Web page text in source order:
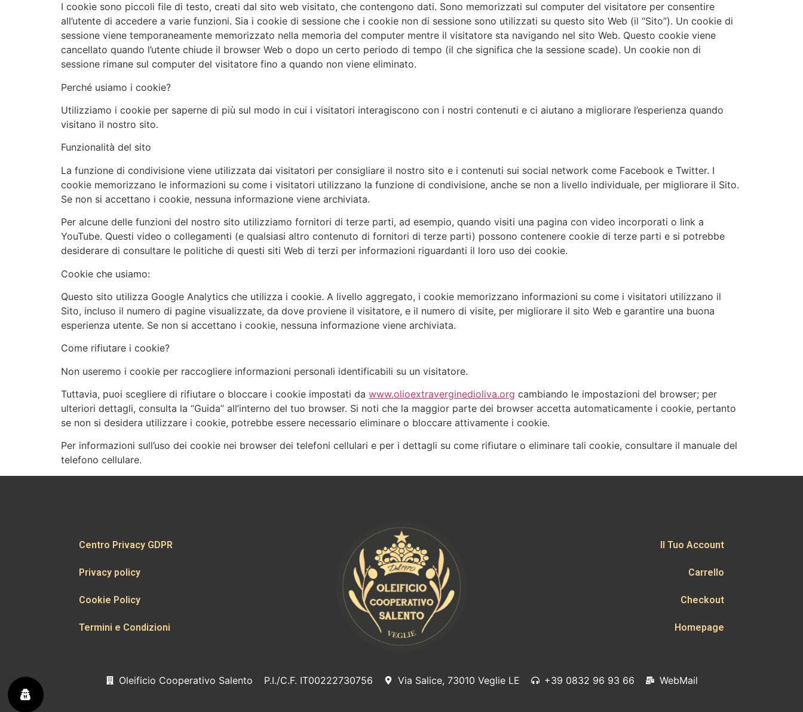
I cookie sono piccoli file di testo, creati dal sito web visitato, che contengono dati. Sono memorizzati sul computer del visitatore per consentire
all’utente di accedere a varie funzioni. Sia i cookie di sessione che i cookie non di sessione sono utilizzati su questo sito Web (il “Sito”). Un cookie di
sessione viene temporaneamente memorizzato nella memoria del computer mentre il visitatore sta navigando nel sito Web. Questo cookie viene
cancellato quando l’utente chiude il browser Web o dopo un certo periodo di tempo (il che significa che la sessione scade). Un cookie non di
sessione rimane sul computer del visitatore fino a quando non viene eliminato.
Perché usiamo i cookie?
Utilizziamo i cookie per saperne di più sul modo in cui i visitatori interagiscono con i nostri contenuti e ci aiutano a migliorare l’esperienza quando
visitano il nostro sito.
Funzionalità del sito
La funzione di condivisione viene utilizzata dai visitatori per consigliare il nostro sito e i contenuti sui social network come Facebook e Twitter. I
cookie memorizzano le informazioni su come i visitatori utilizzano la funzione di condivisione, anche se non a livello individuale, per migliorare il Sito.
Se non si accettano i cookie, nessuna informazione viene archiviata.
Per alcune delle funzioni del nostro sito utilizziamo fornitori di terze parti, ad esempio, quando visiti una pagina con video incorporati o link a
YouTube. Questi video o collegamenti (e qualsiasi altro contenuto di fornitori di terze parti) possono contenere cookie di terze parti e si potrebbe
desiderare di consultare le politiche di questi siti Web di terzi per informazioni riguardanti il ​​loro uso dei cookie.
Cookie che usiamo:
Questo sito utilizza Google Analytics che utilizza i cookie. A livello aggregato, i cookie memorizzano informazioni su come i visitatori utilizzano il
Sito, incluso il numero di pagine visualizzate, da dove proviene il visitatore, e il numero di visite, per migliorare il sito Web e garantire una buona
esperienza utente. Se non si accettano i cookie, nessuna informazione viene archiviata.
Come rifiutare i cookie?
Non useremo i cookie per raccogliere informazioni personali identificabili su un visitatore.
Tuttavia, puoi scegliere di rifiutare o bloccare i cookie impostati da www.olioextraverginedioliva.org cambiando le impostazioni del browser; per
ulteriori dettagli, consulta la “Guida” all’interno del tuo browser. Si noti che la maggior parte dei browser accetta automaticamente i cookie, pertanto
se non si desidera utilizzare i cookie, potrebbe essere necessario eliminare o bloccare attivamente i cookie.
Per informazioni sull’uso dei cookie nei browser dei telefoni cellulari e per i dettagli su come rifiutare o eliminare tali cookie, consultare il manuale del
telefono cellulare.
Centro Privacy GDPR
Privacy policy
Cookie Policy
Termini e Condizioni
Il Tuo Account
Carrello
Checkout
Homepage
Oleificio Cooperativo Salento P.I./C.F. IT00222730756 Via Salice, 73010 Veglie LE +39 0832 96 93 66 WebMail